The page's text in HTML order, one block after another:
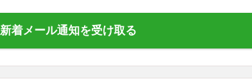
新着メール通知を受け取る